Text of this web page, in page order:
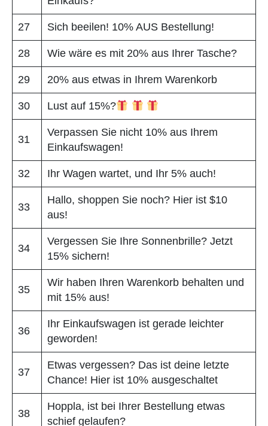
27 Sich beeilen! 10% AUS Bestellung!
28 Wie wäre es mit 20% aus Ihrer Tasche?
29 20% aus etwas in Ihrem Warenkorb
30 Lust auf 15%?
31
Verpassen Sie nicht 10% aus Ihrem
Einkaufswagen!
32 Ihr Wagen wartet, und Ihr 5% auch!
33
Hallo, shoppen Sie noch? Hier ist $10
aus!
34
Vergessen Sie Ihre Sonnenbrille? Jetzt
15% sichern!
35
Wir haben Ihren Warenkorb behalten und
mit 15% aus!
36
Ihr Einkaufswagen ist gerade leichter
geworden!
37
Etwas vergessen? Das ist deine letzte
Chance! Hier ist 10% ausgeschaltet
38
Hoppla, ist bei Ihrer Bestellung etwas
schief gelaufen?